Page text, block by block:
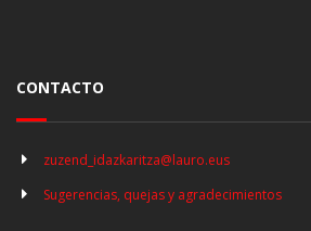
CONTACTO
zuzend_idazkaritza@lauro.eus
Sugerencias, quejas y agradecimientos